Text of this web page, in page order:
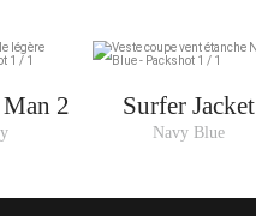
2 Surfer Jacket
Navy Blue